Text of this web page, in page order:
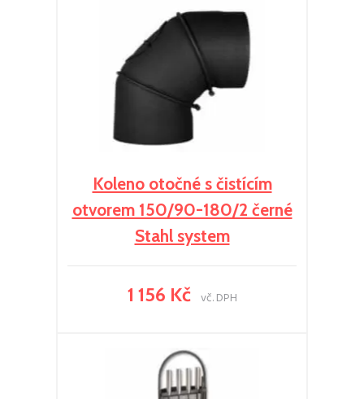
Koleno otočné s čistícím
otvorem 150/90-180/2 černé
Stahl system
1 156 Kč vč. DPH